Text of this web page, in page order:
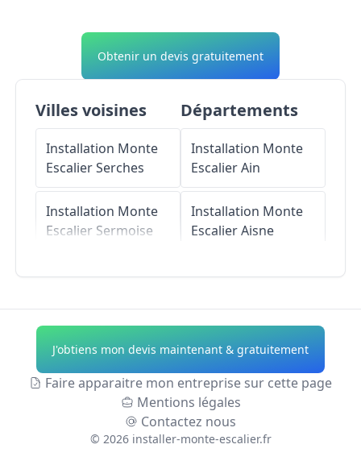
Obtenir un devis gratuitement
Villes voisines
Installation Monte
EscalierSerches
Installation Monte
Escalier Sermoise
Installation Monte
EscalierBilly-sur-
Aisne
Installation Monte
EscalierMissy-sur-
Départements
Installation Monte
EscalierAin
Installation Monte
EscalierAisne
Installation Monte
EscalierAlpes-de-
Haute-Provence
Installation Monte
EscalierHautes-
J'obtiens mon devis maintenant & gratuitement
Faire apparaitre mon entreprise sur cette page
Mentions légales
Contactez nous
© 2026 installer-monte-escalier.fr